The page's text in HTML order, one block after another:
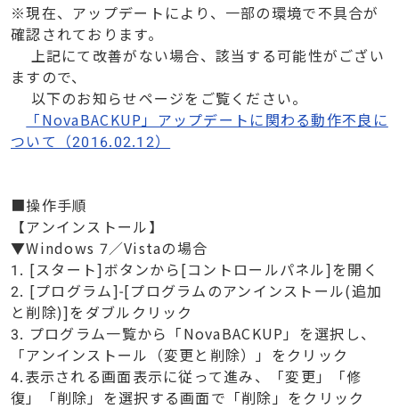
※現在、アップデートにより、一部の環境で不具合が
確認されております。
上記にて改善がない場合、該当する可能性がござい
ますので、
以下のお知らせページをご覧ください。
「NovaBACKUP」アップデートに関わる動作不良に
ついて（2016.02.12）
■操作手順
【アンインストール】
▼Windows 7／Vistaの場合
1. [スタート]ボタンから[コントロールパネル]を開く
2. [プログラム]-[プログラムのアンインストール(追加
と削除)]をダブルクリック
3. プログラム一覧から「NovaBACKUP」を選択し、
「アンインストール（変更と削除）」をクリック
4.表示される画面表示に従って進み、「変更」「修
復」「削除」を選択する画面で「削除」をクリック